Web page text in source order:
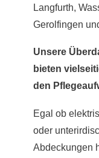
Langfurth,
Gerolfingen
Unsere
bieten
den
Egal ob
oder
Abdeckungen